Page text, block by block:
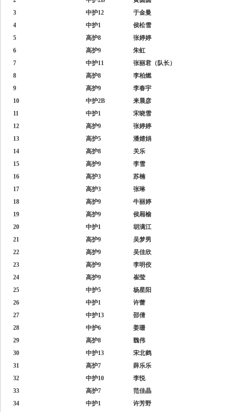
3
中护12
于金曼
4
中护1
侯松雪
5
高护8
张婷婷
6
高护9
朱虹
7
中护11
张丽君（队长）
8
高护8
李柏燃
9
高护9
李春宇
10
中护2B
来晨彦
11
中护1
宋晓雪
12
高护9
张婷婷
13
高护5
潘婧娟
14
高护8
关乐
15
高护9
李雪
16
高护3
苏楠
17
高护3
张琳
18
高护9
牛丽婷
19
高护9
侯厢榆
20
中护1
胡满江
21
高护9
吴梦男
22
高护9
吴佳欣
23
高护9
李明佼
24
高护9
崔莹
25
中护5
杨星阳
26
中护1
许蕾
27
中护13
邵倩
28
中护6
姜珊
29
高护8
魏伟
30
中护13
宋北鹤
31
高护7
薛乐乐
32
中护10
李悦
33
高护7
范佳晶
34
中护1
许芳野